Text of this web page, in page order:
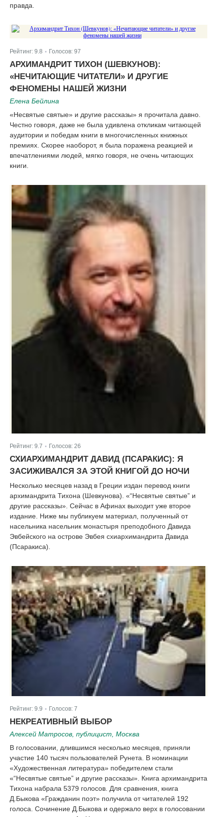
правда.
Рейтинг: 9.8 Голосов: 97
АРХИМАНДРИТ ТИХОН (ШЕВКУНОВ):
«НЕЧИТАЮЩИЕ ЧИТАТЕЛИ» И ДРУГИЕ
ФЕНОМЕНЫ НАШЕЙ ЖИЗНИ
Елена Бейлина
«Несвятые святые» и другие рассказы» я прочитала давно.
Честно говоря, даже не была удивлена откликам читающей
аудитории и победам книги в многочисленных книжных
премиях. Скорее наоборот, я была поражена реакцией и
впечатлениями людей, мягко говоря, не очень читающих
книги.
Рейтинг: 9.7 Голосов: 26
СХИАРХИМАНДРИТ ДАВИД (ПСАРАКИС): Я
ЗАСИЖИВАЛСЯ ЗА ЭТОЙ КНИГОЙ ДО НОЧИ
Несколько месяцев назад в Греции издан перевод книги
архимандрита Тихона (Шевкунова). «“Несвятые святые” и
другие рассказы». Сейчас в Афинах выходит уже второе
издание. Ниже мы публикуем материал, полученный от
насельника насельник монастыря преподобного Давида
Эвбейского на острове Эвбея схиархимандрита Давида
(Псаракиса).
Рейтинг: 9.9 Голосов: 7
НЕКРЕАТИВНЫЙ ВЫБОР
Алексей Матросов, публицист, Москва
В голосовании, длившимся несколько месяцев, приняли
участие 140 тысяч пользователей Рунета. В номинации
«Художественная литература» победителем стали
«“Несвятые святые” и другие рассказы». Книга архимандрита
Тихона набрала 5379 голосов. Для сравнения, книга
Д.Быкова «Гражданин поэт» получила от читателей 192
голоса. Сочинение Д.Быкова и одержало верх в голосовании